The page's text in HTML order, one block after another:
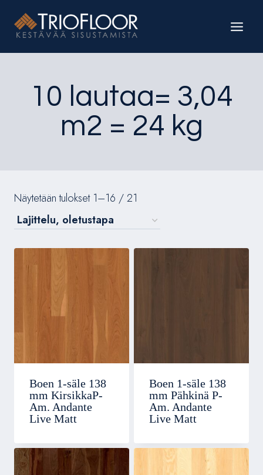
sisältöön
10 lautaa= 3,04
m2 = 24 kg
Näytetään tulokset 1–16 / 21
Boen 1-säle 138
mm KirsikkaP-
Am. Andante
Live Matt
Boen 1-säle 138
mm Pähkinä P-
Am. Andante
Live Matt